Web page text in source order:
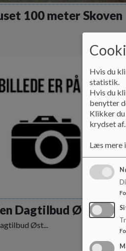
100 meter Skoven
Dagtilbud Øst
Øst...
Hvis du
statistik.
Hvis du
benytter
Klikker du
krydset af.
Læs mere i